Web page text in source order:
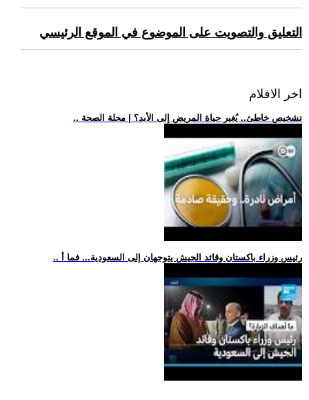
التعليق والتصويت على الموضوع في الموقع الرئيسي
اخر الافلام
.. تشخيص خاطئ.. يُغير حياة المريض إلى الأبد؟ | مجلة الصحة
.. رئيس وزراء باكستان وقائد الجيش يتوجهان إلى السعودية... فما أ